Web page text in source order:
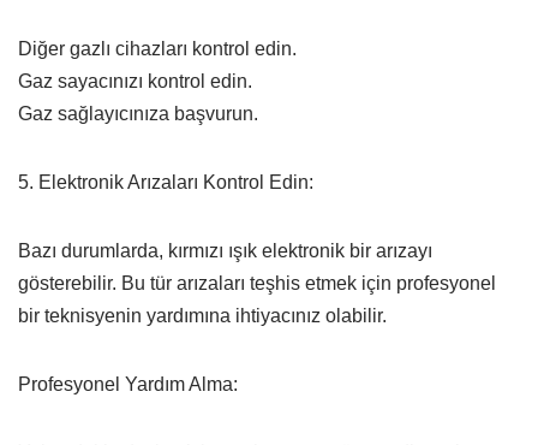
Diğer gazlı cihazları kontrol edin.
Gaz sayacınızı kontrol edin.
Gaz sağlayıcınıza başvurun.
5. Elektronik Arızaları Kontrol Edin:
Bazı durumlarda, kırmızı ışık elektronik bir arızayı
gösterebilir. Bu tür arızaları teşhis etmek için profesyonel
bir teknisyenin yardımına ihtiyacınız olabilir.
Profesyonel Yardım Alma: